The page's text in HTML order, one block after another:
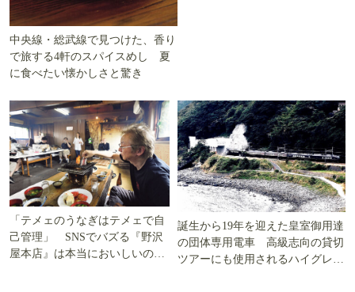
中央線・総武線で見つけた、香り
で旅する4軒のスパイスめし 夏
に食べたい懐かしさと驚き
「テメェのうなぎはテメェで自
己管理」 SNSでバズる『野沢
屋本店』は本当においしいの
誕生から19年を迎えた皇室御用達
の団体専用電車 高級志向の貸切
ツアーにも使用されるハイグレー